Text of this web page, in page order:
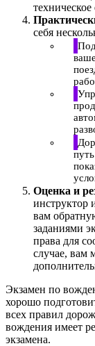
себя
Оценка и
инструктор
вам
заданиями
права для
случае, вам
Экзамен по
хорошо
всех правил
вождения имеет
экзамена.